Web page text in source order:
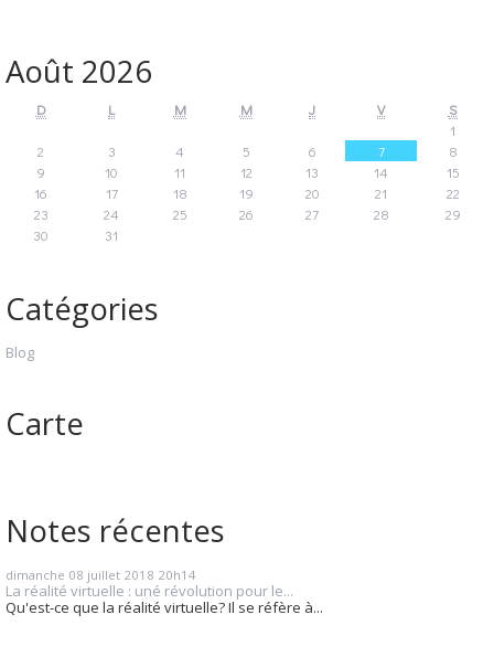
Août 2026
D L M M J V
S
1
2
3 4 5 6 7
8
9
10 11 12 13 14
15
16
17 18 19 20 21
22
23
24 25 26 27 28
29
30
31
Catégories
Blog
Carte
Notes récentes
dimanche 08 juillet 2018 20h14
La réalité virtuelle : uné révolution pour le...
Qu'est-ce que la réalité virtuelle? Il se réfère à...